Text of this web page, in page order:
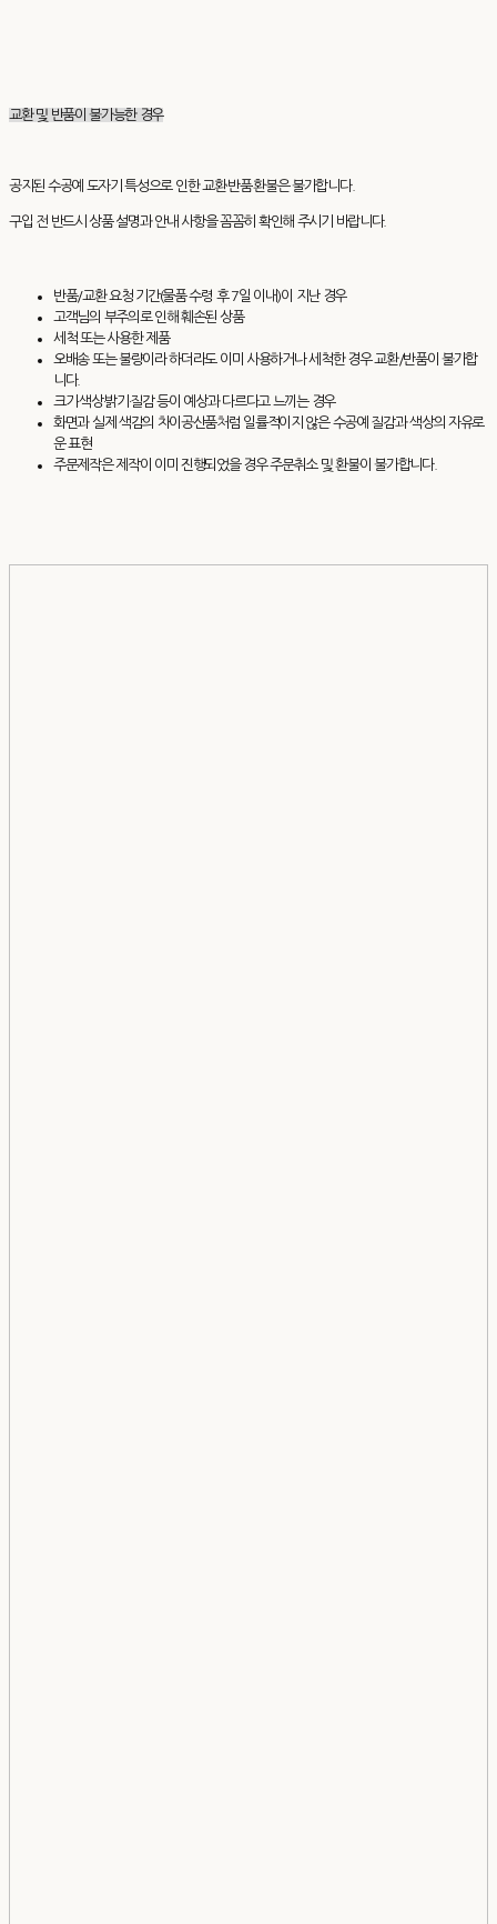
교환 및 반품이 불가능한 경우
공지된 수공예 도자기 특성으로 인한 교환·반품·환불은 불가합니다.
구입 전 반드시 상품 설명과 안내 사항을 꼼꼼히 확인해 주시기 바랍니다.
반품/교환 요청 기간(물품 수령 후 7일 이내)이 지난 경우
고객님의 부주의로 인해 훼손된 상품
세척 또는 사용한 제품
오배송 또는 불량이라 하더라도 이미 사용하거나 세척한 경우 교환/반품이 불가합
니다.
크기·색상·밝기·질감 등이 예상과 다르다고 느끼는 경우
화면과 실제 색감의 차이공산품처럼 일률적이지 않은 수공예 질감과 색상의 자유로
운 표현
주문제작은 제작이 이미 진행되었을 경우 주문취소 및 환불이 불가합니다.